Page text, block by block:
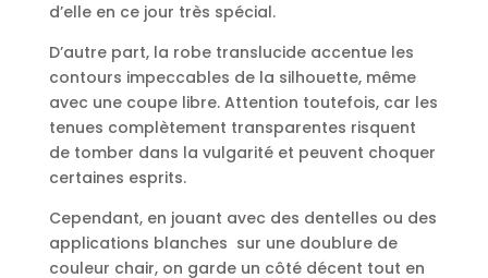
d’elle en ce jour très spécial.
D’autre part, la robe translucide accentue les
contours impeccables de la silhouette, même
avec une coupe libre. Attention toutefois, car les
tenues complètement transparentes risquent
de tomber dans la vulgarité et peuvent choquer
certaines esprits.
Cependant, en jouant avec des dentelles ou des
applications blanches sur une doublure de
couleur chair, on garde un côté décent tout en